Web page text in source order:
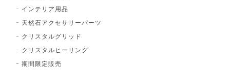
インテリア用品
天然石アクセサリーパーツ
クリスタルグリッド
クリスタルヒーリング
期間限定販売